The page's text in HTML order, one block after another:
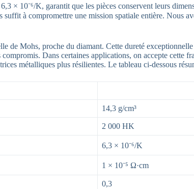
× 10⁻⁶/K, garantit que les pièces conservent leurs
à compromettre une mission spatiale entière. Nous
Mohs, proche du diamant. Cette dureté
Dans certaines applications, on accepte cette
métalliques plus résilientes. Le tableau ci-dessous
14,3 g/cm³
2 000 HK
6,3 × 10⁻⁶/K
1 × 10⁻⁵ Ω·cm
0,3